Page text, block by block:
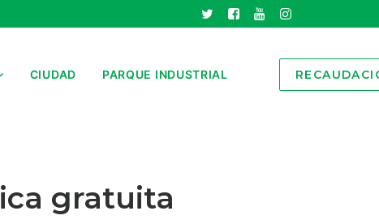
CIUDAD PARQUE INDUSTRIAL
gratuita